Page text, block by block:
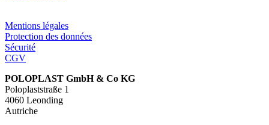
Mentions légales
Protection des données
Sécurité
CGV
POLOPLAST GmbH & Co KG
Poloplaststraße 1
4060 Leonding
Autriche